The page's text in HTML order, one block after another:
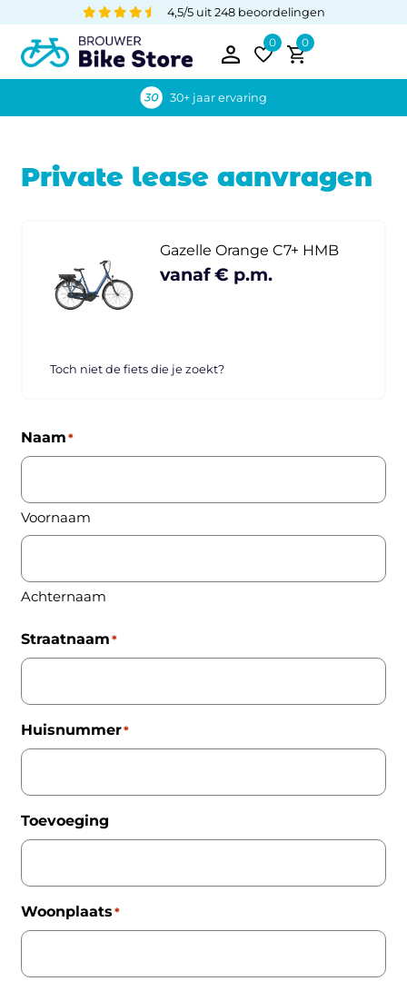
4,5/5 uit 248 beoordelingen
0 0
30+ jaar ervaring
Private lease aanvragen
Gazelle Orange C7+ HMB
vanaf € p.m.
Toch niet de fiets die je zoekt?
Naam*
Voornaam
Achternaam
Straatnaam*
Huisnummer*
Toevoeging
Woonplaats*